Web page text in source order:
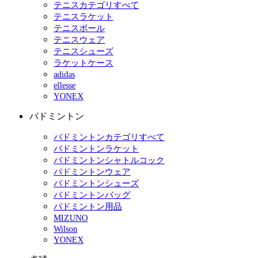
テニスカテゴリすべて
テニスラケット
テニスボール
テニスウェア
テニスシューズ
ラケットケース
adidas
ellesse
YONEX
バドミントン
バドミントンカテゴリすべて
バドミントンラケット
バドミントンシャトルコック
バドミントンウェア
バドミントンシューズ
バドミントンバッグ
バドミントン用品
MIZUNO
Wilson
YONEX